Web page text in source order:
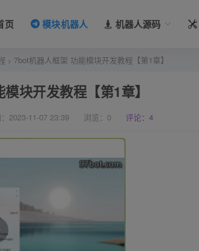
页 模块机器人 机器人源码
> 7bot机器人框架 功能模块开发教程【第1章】
块开发教程【第1章】
2023-11-07 23:39 浏览： 0 评论：4